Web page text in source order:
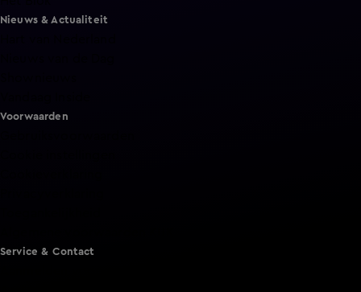
Nieuws & Actualiteit
Voorwaarden
Service & Contact